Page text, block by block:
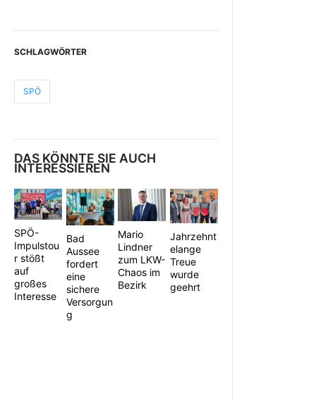
SCHLAGWÖRTER
SPÖ
DAS KÖNNTE SIE AUCH
INTERESSIEREN
SPÖ-
Impulstou
r stößt
auf
großes
Interesse
Bad
Aussee
fordert
eine
sichere
Versorgun
g
Mario
Lindner
zum LKW-
Chaos im
Bezirk
Jahrzehnt
elange
Treue
wurde
geehrt